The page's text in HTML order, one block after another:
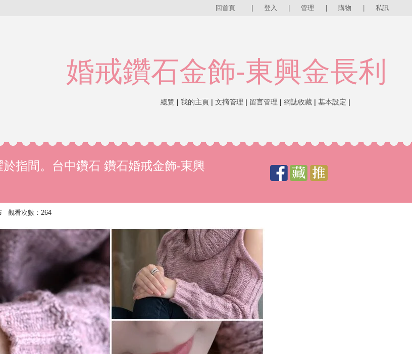
回首頁 登入 管理 購物 私訊
婚戒鑽石金飾-東興金長利
總覽 | 我的主頁 | 文摘管理 | 留言管理 | 網誌收藏 | 基本設定 |
指間。台中鑽石 鑽石婚戒金飾-東興
觀看次數：264